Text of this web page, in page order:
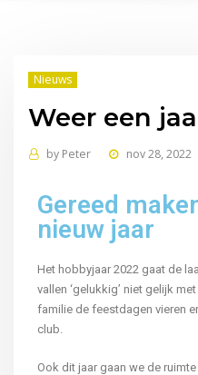
Nieuws
Weer een
by Peter nov 28, 2022
Gereed
nieuw jaar
Het hobbyjaar 2022 gaat de
vallen ‘gelukkig’ niet gelijk
familie de feestdagen vieren
club.
Ook dit jaar gaan we de ruimte